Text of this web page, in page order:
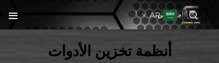
جولدنبلاينAR
أنظمة تخزين الأدوات